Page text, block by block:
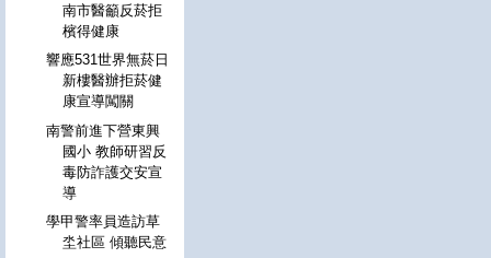
南市醫籲反菸拒
檳得健康
響應531世界無菸日
新樓醫辦拒菸健
康宣導闖關
南警前進下營東興
國小 教師研習反
毒防詐護交安宣
導
學甲警率員造訪草
坔社區 傾聽民意